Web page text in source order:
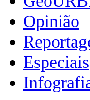
Opinião
Especiais